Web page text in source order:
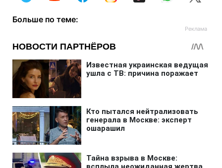
Больше по теме: